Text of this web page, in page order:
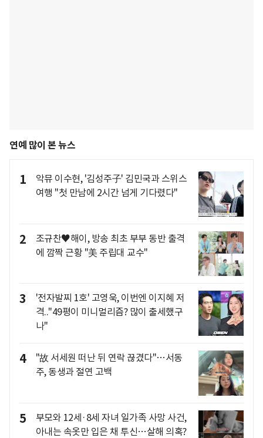
연예 많이 본 뉴스
1
악뮤 이수현, '김성주子' 김민국과 스위스
여행 "첫 만남에 2시간 넘게 기다렸다"
2
조규찬♥해이, 방송 최초 부부 동반 출격
에 깜짝 근황 "美 주립대 교수"
3
'전자발찌 1호' 고영욱, 이번엔 이지혜 저
격.."49평이 미니멀리즘? 많이 출세했구
나"
4
"故 서세원 떠난 뒤 연락 끊겼다"…서동
주, 동생과 절연 고백
5
부모와 12세·8세 자녀 일가족 사망 사건,
아내는 속옷만 입은 채 투신…살해 의혹?